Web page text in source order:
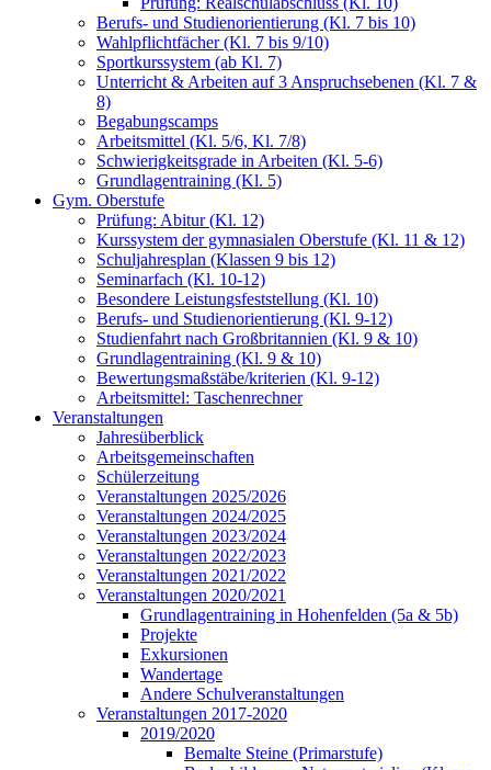
Berufs- und Studienorientierung (Kl. 7 bis 10)
Wahlpflichtfächer (Kl. 7 bis 9/10)
Sportkurssystem (ab Kl. 7)
Unterricht & Arbeiten auf 3 Anspruchsebenen (Kl. 7 &
8)
Begabungscamps
Arbeitsmittel (Kl. 5/6, Kl. 7/8)
Schwierigkeitsgrade in Arbeiten (Kl. 5-6)
Grundlagentraining (Kl. 5)
Gym. Oberstufe
Prüfung: Abitur (Kl. 12)
Kurssystem der gymnasialen Oberstufe (Kl. 11 & 12)
Schuljahresplan (Klassen 9 bis 12)
Seminarfach (Kl. 10-12)
Besondere Leistungsfeststellung (Kl. 10)
Berufs- und Studienorientierung (Kl. 9-12)
Studienfahrt nach Großbritannien (Kl. 9 & 10)
Grundlagentraining (Kl. 9 & 10)
Bewertungsmaßstäbe/kriterien (Kl. 9-12)
Arbeitsmittel: Taschenrechner
Veranstaltungen
Jahresüberblick
Arbeitsgemeinschaften
Schülerzeitung
Veranstaltungen 2025/2026
Veranstaltungen 2024/2025
Veranstaltungen 2023/2024
Veranstaltungen 2022/2023
Veranstaltungen 2021/2022
Veranstaltungen 2020/2021
Grundlagentraining in Hohenfelden (5a & 5b)
Projekte
Exkursionen
Wandertage
Andere Schulveranstaltungen
Veranstaltungen 2017-2020
2019/2020
Bemalte Steine (Primarstufe)